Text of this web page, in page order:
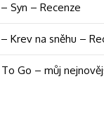
Syn – Recenze
Krev na sněhu –
Go – můj